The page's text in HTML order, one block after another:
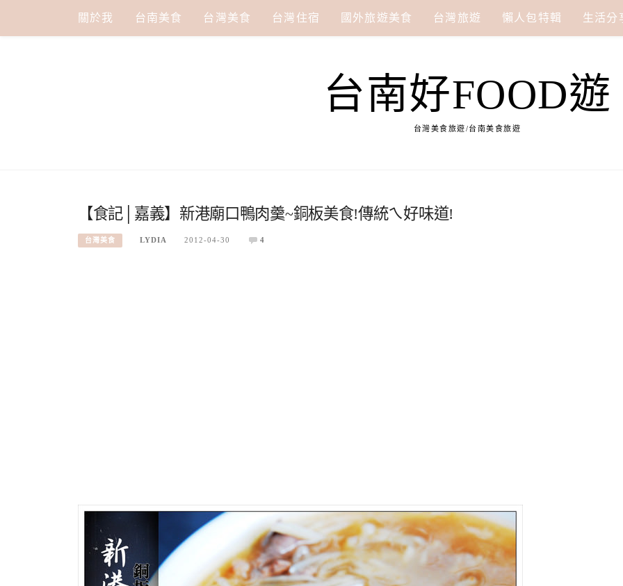
關於我 台南美食 台灣美食 台灣住宿 國外旅遊美食 台灣旅遊 懶人包特輯 生活分
台南好FOOD遊
台灣美食旅遊/台南美食旅遊
【食記│嘉義】新港廟口鴨肉羹~銅板美食!傳統ㄟ好味道!
台灣美食 LYDIA 2012-04-30 4